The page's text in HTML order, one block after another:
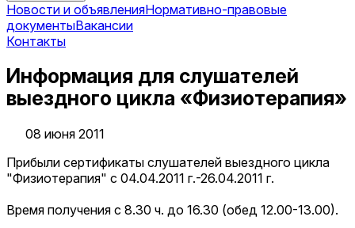
Новости и объявленияНормативно-правовые
документыВакансии
Контакты
Информация для слушателей
выездного цикла «Физиотерапия»
08 июня 2011
Прибыли сертификаты слушателей выездного цикла
"Физиотерапия" с 04.04.2011 г.-26.04.2011 г.
Время получения с 8.30 ч. до 16.30 (обед 12.00-13.00).